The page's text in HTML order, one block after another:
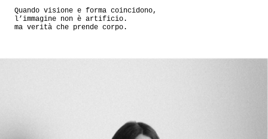
Quando visione e forma coincidono,
l’immagine non è artificio.
ma verità che prende corpo.